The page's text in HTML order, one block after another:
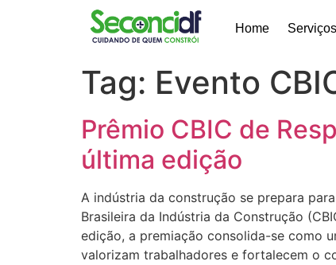
Home Serviços
Tag: Evento
Prêmio CBIC de
última edição
A indústria da construção se prepara
Brasileira da Indústria da Construção
edição, a premiação consolida-se como
valorizam trabalhadores e fortalecem o